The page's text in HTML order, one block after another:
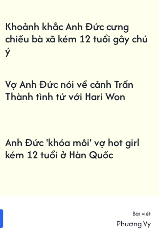
Khoảnh khắc Anh Đức cưng
chiều bà xã kém 12 tuổi gây chú
ý
Vợ Anh Đức nói về cảnh Trấn
Thành tình tứ với Hari Won
Anh Đức 'khóa môi' vợ hot girl
kém 12 tuổi ở Hàn Quốc
Bài viết
Phương Vy